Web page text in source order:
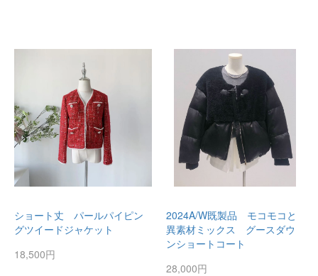
ショート丈 パールパイピン
グツイードジャケット
18,500円
2024A/W既製品 モコモコと
異素材ミックス グースダウ
ンショートコート
28,000円